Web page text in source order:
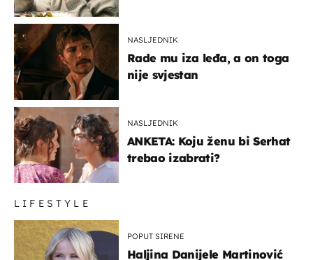
NASLJEDNIK
Rade mu iza leđa, a on toga
nije svjestan
NASLJEDNIK
ANKETA: Koju ženu bi Serhat
trebao izabrati?
LIFESTYLE
POPUT SIRENE
Haljina Danijele Martinović